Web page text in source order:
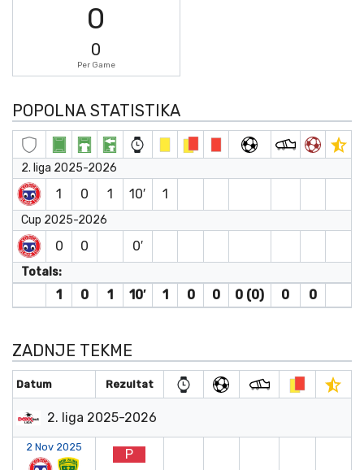
0
0
Per Game
POPOLNA STATISTIKA
2. liga 2025-2026
1 0 1 10′ 1
Cup 2025-2026
0 0 0′
Totals:
1 0 1 10′ 1 0 0 0 (0) 0 0
ZADNJE TEKME
Datum Rezultat
2. liga 2025-2026
2 Nov 2025 P